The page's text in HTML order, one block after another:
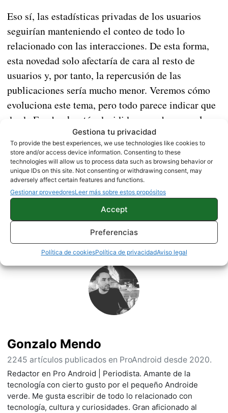
Gestiona tu privacidad
To provide the best experiences, we use technologies like cookies to
store and/or access device information. Consenting to these
technologies will allow us to process data such as browsing behavior or
unique IDs on this site. Not consenting or withdrawing consent, may
adversely affect certain features and functions.
Gestionar proveedoresLeer más sobre estos propósitos
Accept
Preferencias
Política de cookiesPolítica de privacidadAviso legal
Eso sí, las estadísticas privadas de los usuarios
seguirían manteniendo el conteo de todo lo
relacionado con las interacciones. De esta forma,
esta novedad solo afectaría de cara al resto de
usuarios y, por tanto, la repercusión de las
publicaciones sería mucho menor. Veremos cómo
evoluciona este tema, pero todo parece indicar que
desde Facebook están decididos a acabar con el
contador de «Me gusta».
Fuente |Jane Menchun Wong
APPS NOTICIAS
Gonzalo Mendo
2245 artículos publicados en ProAndroid desde 2020.
Redactor en Pro Android | Periodista. Amante de la
tecnología con cierto gusto por el pequeño Androide
verde. Me gusta escribir de todo lo relacionado con
tecnología, cultura y curiosidades. Gran aficionado al